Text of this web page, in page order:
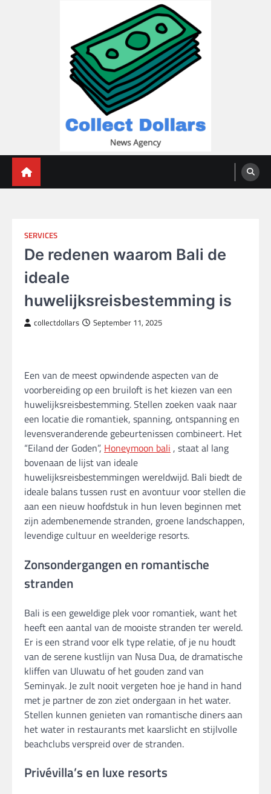
SERVICES
De redenen waarom Bali de
ideale
huwelijksreisbestemming is
collectdollars September 11, 2025
Een van de meest opwindende aspecten van de
voorbereiding op een bruiloft is het kiezen van een
huwelijksreisbestemming. Stellen zoeken vaak naar
een locatie die romantiek, spanning, ontspanning en
levensveranderende gebeurtenissen combineert. Het
“Eiland der Goden”, Honeymoon bali , staat al lang
bovenaan de lijst van ideale
huwelijksreisbestemmingen wereldwijd. Bali biedt de
ideale balans tussen rust en avontuur voor stellen die
aan een nieuw hoofdstuk in hun leven beginnen met
zijn adembenemende stranden, groene landschappen,
levendige cultuur en weelderige resorts.
Zonsondergangen en romantische
stranden
Bali is een geweldige plek voor romantiek, want het
heeft een aantal van de mooiste stranden ter wereld.
Er is een strand voor elk type relatie, of je nu houdt
van de serene kustlijn van Nusa Dua, de dramatische
kliffen van Uluwatu of het gouden zand van
Seminyak. Je zult nooit vergeten hoe je hand in hand
met je partner de zon ziet ondergaan in het water.
Stellen kunnen genieten van romantische diners aan
het water in restaurants met kaarslicht en stijlvolle
beachclubs verspreid over de stranden.
Privévilla’s en luxe resorts